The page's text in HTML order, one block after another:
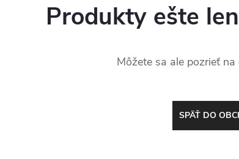
Produkty ešte
Môžete sa ale pozrieť
SPÄŤ DO